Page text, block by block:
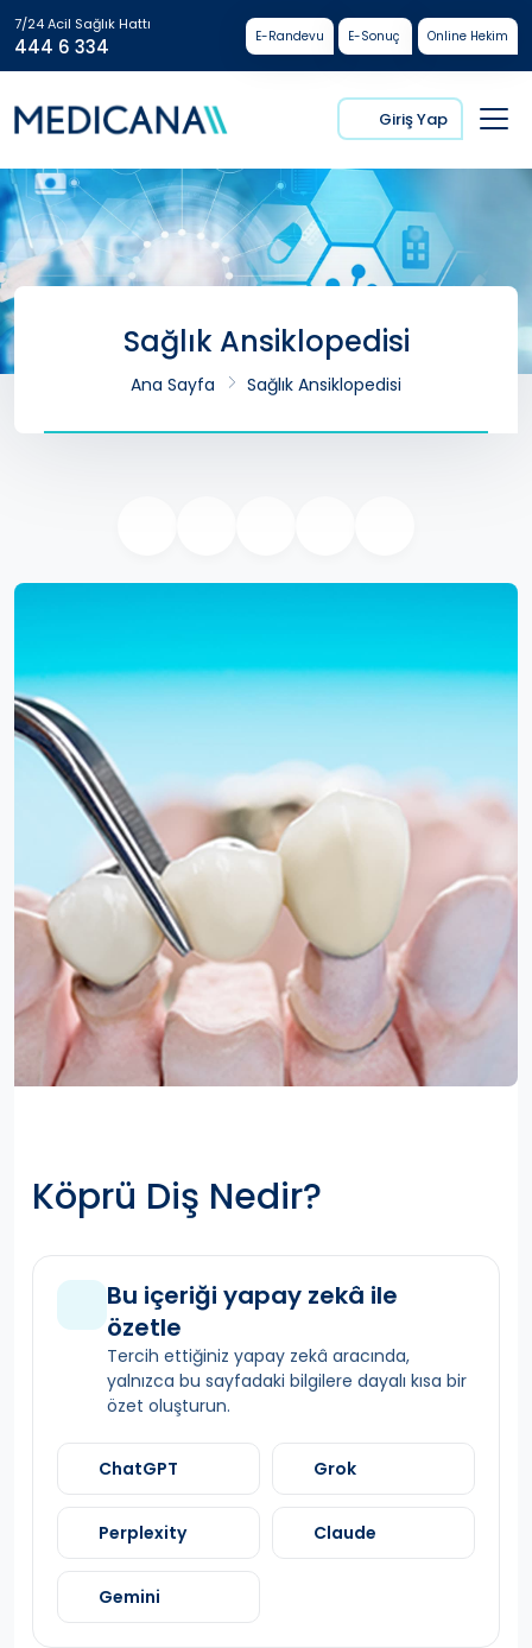
7/24 Acil Sağlık Hattı
444 6 334 E-Randevu E-Sonuç Online Hekim
Giriş Yap
Sağlık Ansiklopedisi
Ana Sayfa Sağlık Ansiklopedisi
Köprü Diş Nedir?
Bu içeriği yapay zekâ ile
özetle
Tercih ettiğiniz yapay zekâ aracında,
yalnızca bu sayfadaki bilgilere dayalı kısa bir
özet oluşturun.
ChatGPT Grok
Perplexity Claude
Gemini